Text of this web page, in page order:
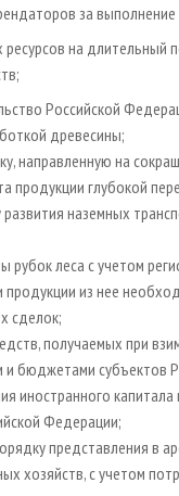
за
на
Российской
древесины;
направленную на
продукции глубокой
наземных
рубок леса с учетом
из нее
сделок;
получаемых при
бюджетами субъектов
иностранного
Федерации;
представления в
хозяйств, с учетом